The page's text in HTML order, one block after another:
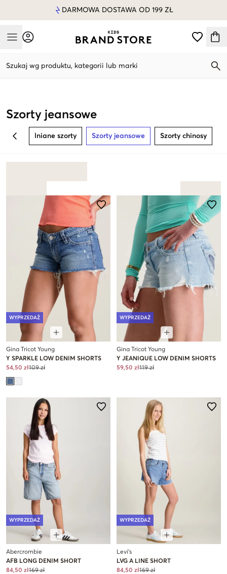
DARMOWA DOSTAWA OD 199 ZŁ
Mobile Menu
Szukaj wg produktu, kategorii lub marki
Szorty jeansowe
BACK lniane szorty Szorty jeansowe Szorty chinosy
WYPRZEDAŻ
Gina Tricot Young
Y SPARKLE LOW DENIM SHORTS
54,50 zł109 zł
WYPRZEDAŻ
Gina Tricot Young
Y JEANIQUE LOW DENIM SHORTS
59,50 zł119 zł
WYPRZEDAŻ
Abercrombie
AFB LONG DENIM SHORT
84,50 zł169 zł
WYPRZEDAŻ
Levi's
LVG A LINE SHORT
84,50 zł169 zł